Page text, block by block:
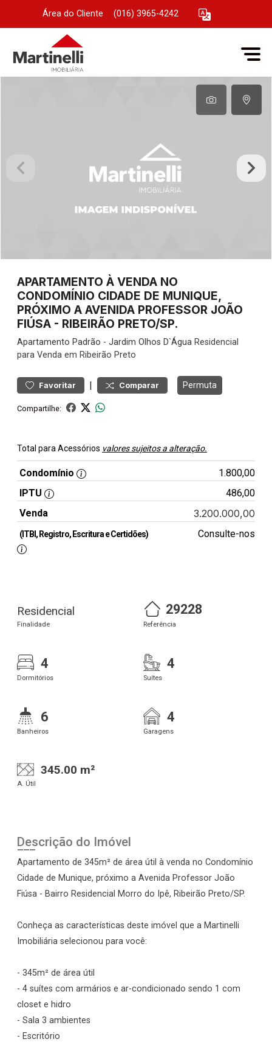
Área do Cliente (016) 3965-4242
APARTAMENTO À VENDA NO
CONDOMÍNIO CIDADE DE MUNIQUE,
PRÓXIMO A AVENIDA PROFESSOR JOÃO
FIÚSA - RIBEIRÃO PRETO/SP.
Apartamento Padrão - Jardim Olhos D`Água Residencial
para Venda em Ribeirão Preto
Favoritar | Comparar Permuta
Compartilhe:
Total para Acessórios valores sujeitos a alteração.
Condomínio
1.800,00
IPTU
486,00
Venda
3.200.000,00
(ITBI, Registro, Escritura e Certidões) Consulte-nos
Residencial
Finalidade
29228
Referência
4
Dormitórios
4
Suítes
6
Banheiros
4
Garagens
345.00 m²
A. Útil
Descrição do Imóvel
Apartamento de 345m² de área útil à venda no Condomínio
Cidade de Munique, próximo a Avenida Professor João
Fiúsa - Bairro Residencial Morro do Ipê, Ribeirão Preto/SP.
Conheça as características deste imóvel que a Martinelli
Imobiliária selecionou para você:
- 345m² de área útil
- 4 suítes com armários e ar-condicionado sendo 1 com
closet e hidro
- Sala 3 ambientes
- Escritório